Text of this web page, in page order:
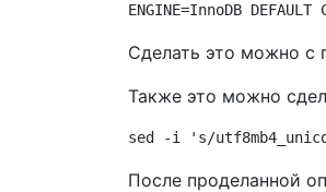
ENGINE=InnoDB
Сделать это можно с
Также это можно
sed -i 's/
После проделанной